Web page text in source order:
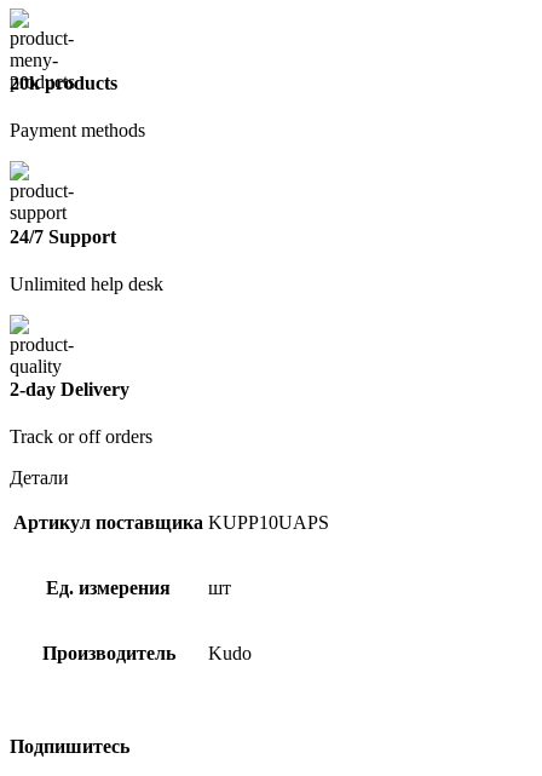
мл
20k products
Payment methods
24/7 Support
Unlimited help desk
2-day Delivery
Track or off orders
Детали
Артикул поставщика KUPP10UAPS
Ед. измерения шт
Производитель Kudo
Подпишитесь